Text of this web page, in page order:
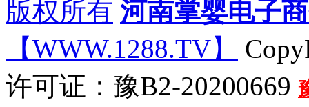
版权所有 河南掌婴电子
【WWW.1288.TV】
许可证：豫B2-20200669